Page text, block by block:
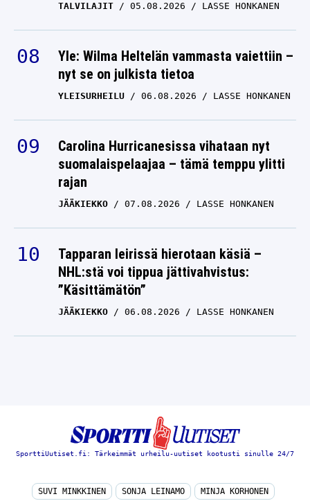
TALVILAJIT 05.08.2026 LASSE HONKANEN
Yle: Wilma Heltelän vammasta vaiettiin –
nyt se on julkista tietoa
YLEISURHEILU 06.08.2026 LASSE HONKANEN
Carolina Hurricanesissa vihataan nyt
suomalaispelaajaa – tämä temppu ylitti
rajan
JÄÄKIEKKO 07.08.2026 LASSE HONKANEN
Tapparan leirissä hierotaan käsiä –
NHL:stä voi tippua jättivahvistus:
”Käsittämätön”
JÄÄKIEKKO 06.08.2026 LASSE HONKANEN
SporttiUutiset.fi: Tärkeimmät urheilu-uutiset kootusti sinulle 24/7
SUVI MINKKINEN SONJA LEINAMO MINJA KORHONEN